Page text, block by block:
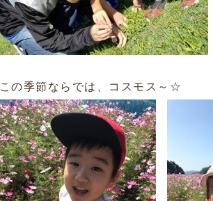
この季節ならでは、コスモス～☆